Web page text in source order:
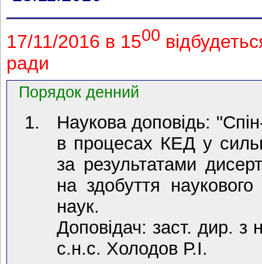
17/11/2016 в 1500
ради
Порядок денний
Наукова доповідь:
в процесах КЕД у
за результатами
на здобуття
наук.
Доповідач: заст. дир.
с.н.с. Холодов Р.І.